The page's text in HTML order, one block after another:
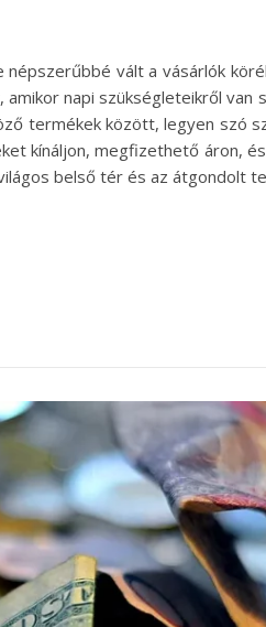
vált a vásárlók
napi szükségleteikről van
termékek között, legyen szó
kínáljon, megfizethető áron,
belső tér és az átgondolt